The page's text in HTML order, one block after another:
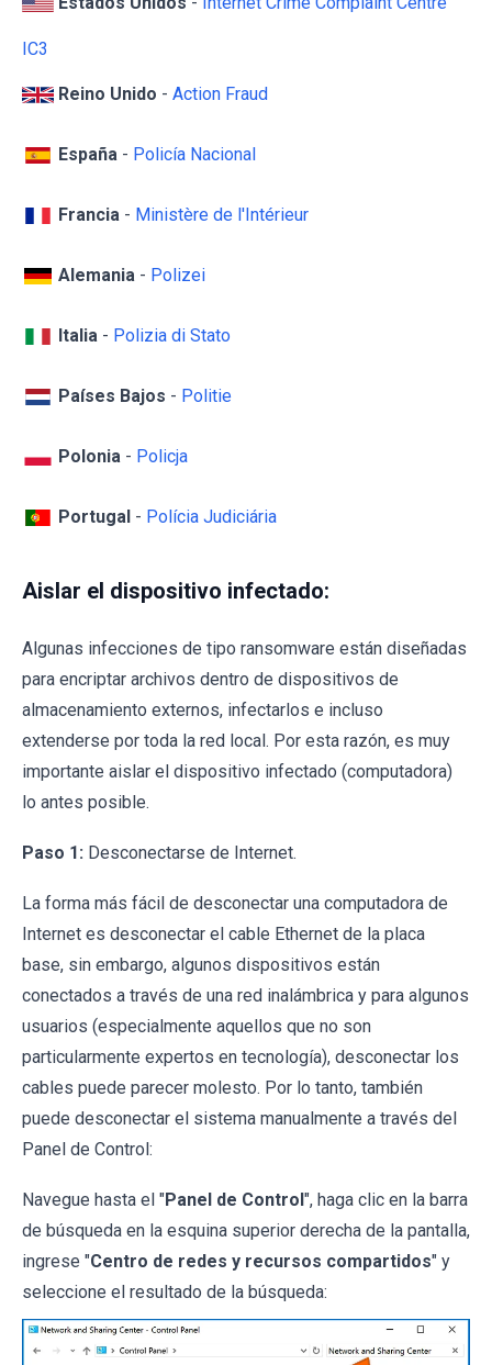
IC3
Reino Unido - Action Fraud
España - Policía Nacional
Francia - Ministère de l'Intérieur
Alemania - Polizei
Italia - Polizia di Stato
Países Bajos - Politie
Polonia - Policja
Portugal - Polícia Judiciária
Aislar el dispositivo infectado:
Algunas infecciones de tipo ransomware están diseñadas
para encriptar archivos dentro de dispositivos de
almacenamiento externos, infectarlos e incluso
extenderse por toda la red local. Por esta razón, es muy
importante aislar el dispositivo infectado (computadora)
lo antes posible.
Paso 1: Desconectarse de Internet.
La forma más fácil de desconectar una computadora de
Internet es desconectar el cable Ethernet de la placa
base, sin embargo, algunos dispositivos están
conectados a través de una red inalámbrica y para algunos
usuarios (especialmente aquellos que no son
particularmente expertos en tecnología), desconectar los
cables puede parecer molesto. Por lo tanto, también
puede desconectar el sistema manualmente a través del
Panel de Control:
Navegue hasta el "Panel de Control", haga clic en la barra
de búsqueda en la esquina superior derecha de la pantalla,
ingrese "Centro de redes y recursos compartidos" y
seleccione el resultado de la búsqueda: